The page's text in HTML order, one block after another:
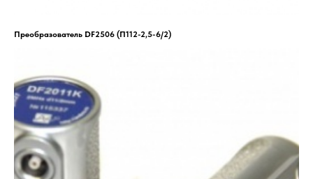
Преобразователь DF2506 (П112-2,5-6/2)